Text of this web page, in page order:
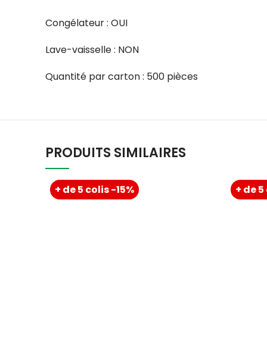
Congélateur : OUI
Lave-vaisselle : NON
Quantité par carton : 500 pièces
PRODUITS SIMILAIRES
+ de 5 colis -15% + de